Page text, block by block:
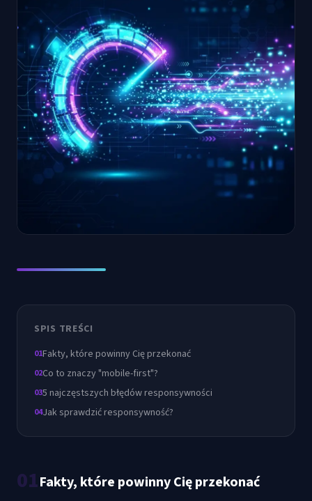
SPIS TREŚCI
01Fakty, które powinny Cię przekonać
02Co to znaczy "mobile-first"?
035 najczęstszych błędów responsywności
04Jak sprawdzić responsywność?
01Fakty, które powinny Cię przekonać